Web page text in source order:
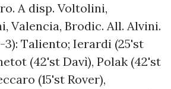
A disp. Voltolini,
Valencia, Brodic. All. Alvini.
3): Taliento; Ierardi (25'st
(42'st Davì), Polak (42'st
(15'st Rover),